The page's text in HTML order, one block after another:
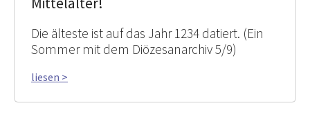
Die älteste ist auf das Jahr 1234 datiert. (Ein
Sommer mit dem Diözesanarchiv 5/9)
liesen >